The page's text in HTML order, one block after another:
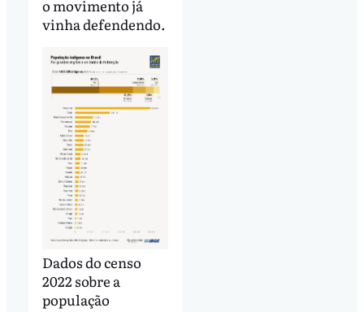
o movimento já
vinha defendendo.
Dados do censo
2022 sobre a
população